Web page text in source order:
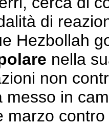
di
Hezbollah
nella
non
messo in
marzo